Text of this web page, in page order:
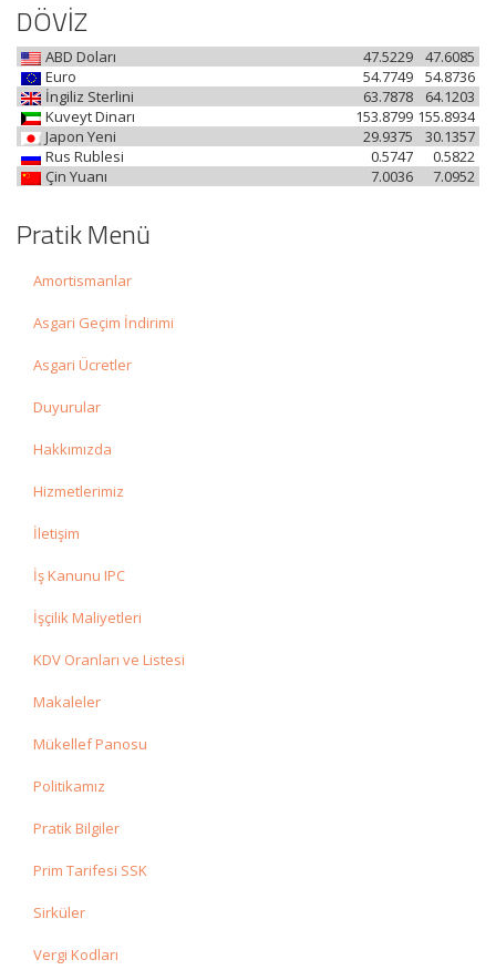
DÖVİZ
ABD Doları 47.6085
47.5229
Euro
54.8736
54.7749
İngiliz Sterlini
64.1203
63.7878
Kuveyt Dinarı
155.8934
153.8799
Japon Yeni
30.1357
29.9375
Rus Rublesi
0.5822
0.5747
Çin Yuanı
7.0952
7.0036
Pratik Menü
Amortismanlar
Asgari Geçim İndirimi
Asgari Ücretler
Duyurular
Hakkımızda
Hizmetlerimiz
İletişim
İş Kanunu IPC
İşçilik Maliyetleri
KDV Oranları ve Listesi
Makaleler
Mükellef Panosu
Politikamız
Pratik Bilgiler
Prim Tarifesi SSK
Sirküler
Vergi Kodları